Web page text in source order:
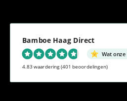
Bamboe Haag Direct
Wat onze
4.83 waardering(401 beoordelingen)